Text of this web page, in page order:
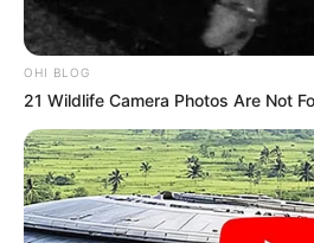
de erro médico. O cirurgião não
desfecho de uma cirurgia, sua
visando o melhor resultado,
presente caso.
OHI BLOG
21 Wildlife Camera Photos Are Not